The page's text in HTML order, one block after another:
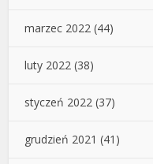
marzec 2022 (44)
luty 2022 (38)
styczeń 2022 (37)
grudzień 2021 (41)